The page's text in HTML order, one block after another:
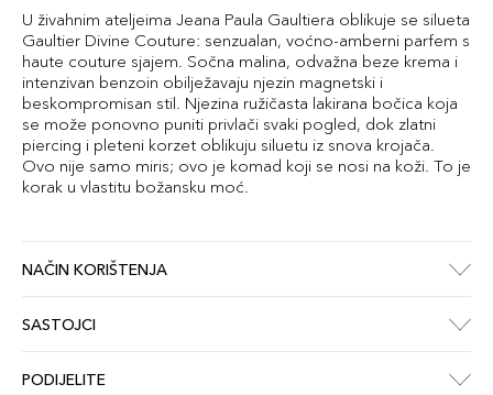
U živahnim ateljeima Jeana Paula Gaultiera oblikuje se silueta
Gaultier Divine Couture: senzualan, voćno-amberni parfem s
haute couture sjajem. Sočna malina, odvažna beze krema i
intenzivan benzoin obilježavaju njezin magnetski i
beskompromisan stil. Njezina ružičasta lakirana bočica koja
se može ponovno puniti privlači svaki pogled, dok zlatni
piercing i pleteni korzet oblikuju siluetu iz snova krojača.
Ovo nije samo miris; ovo je komad koji se nosi na koži. To je
korak u vlastitu božansku moć.
NAČIN KORIŠTENJA
SASTOJCI
PODIJELITE